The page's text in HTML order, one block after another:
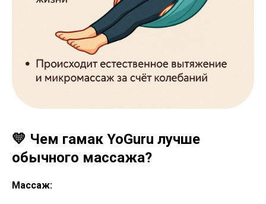
💛 Чем гамак YoGuru лучше
обычного массажа?
Массаж: